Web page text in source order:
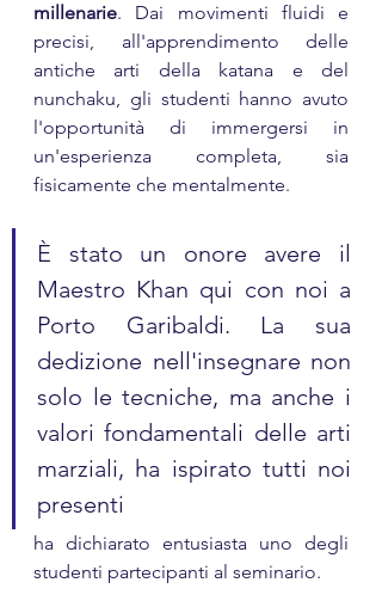
millenarie. Dai movimenti fluidi e
precisi, all'apprendimento delle
antiche arti della katana e del
nunchaku, gli studenti hanno avuto
l'opportunità di immergersi in
un'esperienza completa, sia
fisicamente che mentalmente.
È stato un onore avere il
Maestro Khan qui con noi a
Porto Garibaldi. La sua
dedizione nell'insegnare non
solo le tecniche, ma anche i
valori fondamentali delle arti
marziali, ha ispirato tutti noi
presenti
ha dichiarato entusiasta uno degli
studenti partecipanti al seminario.